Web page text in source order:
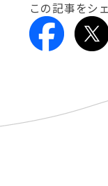
この記事をシ